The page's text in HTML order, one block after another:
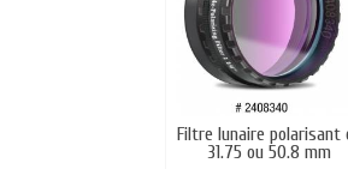
Filtre lunaire polarisant
31.75 ou 50.8 mm